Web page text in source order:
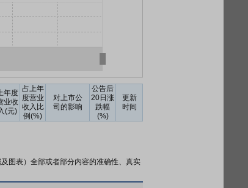
年度
业收
(元)
占上年
度营业
收入比
例(%)
对上市公
司的影响
公告后
20日涨
跌幅
(%)
更新
时间
图表）全部或者部分内容的准确性、真实